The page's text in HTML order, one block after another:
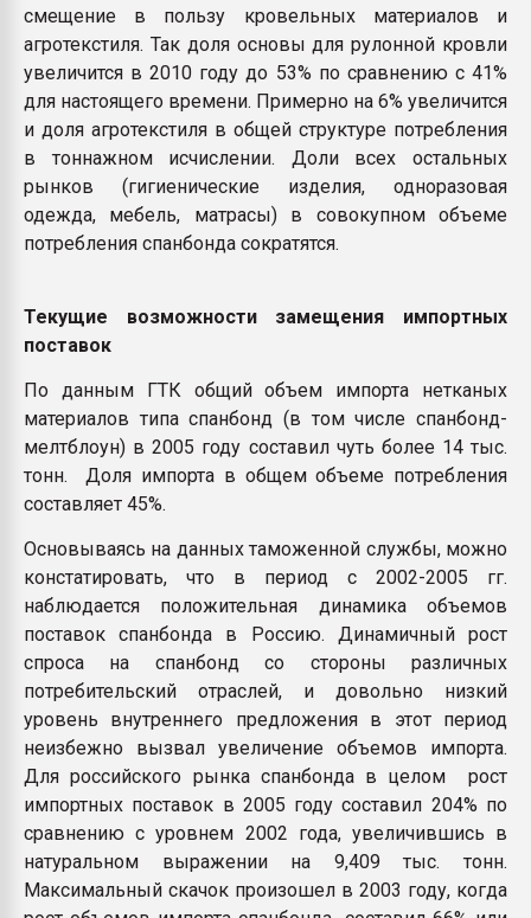
смещение в пользу кровельных материалов и
агротекстиля. Так доля основы для рулонной кровли
увеличится в 2010 году до 53% по сравнению с 41%
для настоящего времени. Примерно на 6% увеличится
и доля агротекстиля в общей структуре потребления
в тоннажном исчислении. Доли всех остальных
рынков (гигиенические изделия, одноразовая
одежда, мебель, матрасы) в совокупном объеме
потребления спанбонда сократятся.
Текущие возможности замещения импортных
поставок
По данным ГТК общий объем импорта нетканых
материалов типа спанбонд (в том числе спанбонд-
мелтблоун) в 2005 году составил чуть более 14 тыс.
тонн. Доля импорта в общем объеме потребления
составляет 45%.
Основываясь на данных таможенной службы, можно
констатировать, что в период с 2002-2005 гг.
наблюдается положительная динамика объемов
поставок спанбонда в Россию. Динамичный рост
спроса на спанбонд со стороны различных
потребительский отраслей, и довольно низкий
уровень внутреннего предложения в этот период
неизбежно вызвал увеличение объемов импорта.
Для российского рынка спанбонда в целом рост
импортных поставок в 2005 году составил 204% по
сравнению с уровнем 2002 года, увеличившись в
натуральном выражении на 9,409 тыс. тонн.
Максимальный скачок произошел в 2003 году, когда